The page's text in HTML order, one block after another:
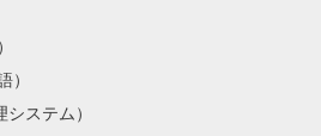
）
ステム）